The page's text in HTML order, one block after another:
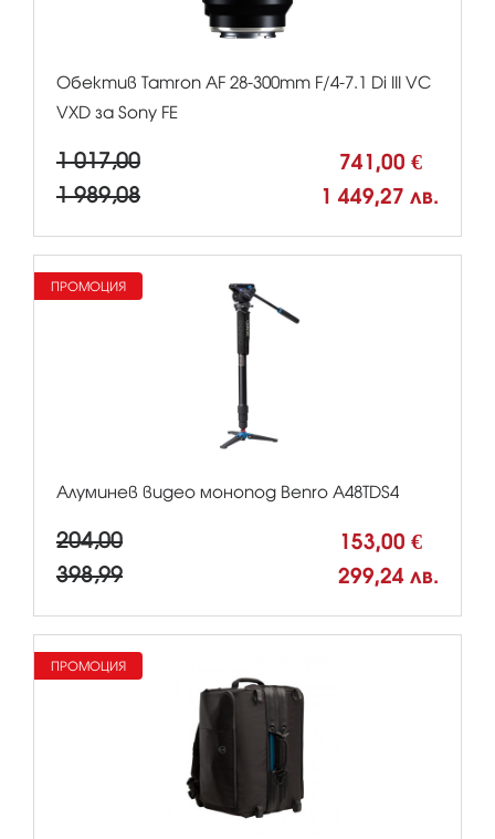
Обектив Tamron AF 28-300mm F/4-7.1 Di III VC
VXD за Sony FE
1 017,00 741,00 €
1 989,08 1 449,27 лв.
Алуминев видео монопод Benro A48TDS4
204,00 153,00 €
398,99 299,24 лв.
ПРОМОЦИЯ
ПРОМОЦИЯ